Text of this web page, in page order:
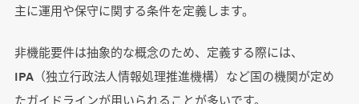
主に運用や保守に関する条件を定義します。
非機能要件は抽象的な概念のため、定義する際には、
IPA（独立行政法人情報処理推進機構）など国の機関が定め
たガイドラインが用いられることが多いです。